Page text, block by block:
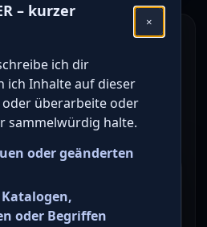
– kurzer
×
ich dir
ich Inhalte auf dieser
überarbeite oder
sammelwürdig halte.
oder geänderten
oder Begriffen
von
Briefmarken
/
Westberlin
in